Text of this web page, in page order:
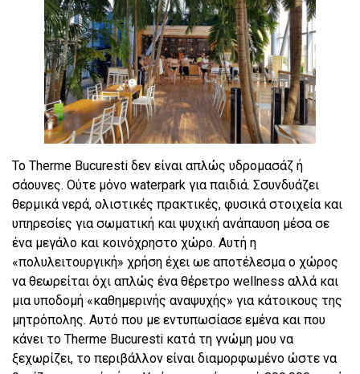
Το Therme Bucuresti δεν είναι απλώς υδρομασάζ ή
σάουνες. Ούτε μόνο waterpark για παιδιά. Σσυνδυάζει
θερμικά νερά, ολιστικές πρακτικές, φυσικά στοιχεία και
υπηρεσίες για σωματική και ψυχική ανάπαυση μέσα σε
ένα μεγάλο και κοινόχρηστο χώρο. Αυτή η
«πολυλειτουργική» χρήση έχει ωε αποτέλεσμα ο χώρος
να θεωρείται όχι απλώς ένα θέρετρο wellness αλλά και
μια υποδομή «καθημερινής αναψυχής» για κάτοικους της
μητρόπολης. Αυτό που με εντυπωσίασε εμένα και που
κάνει το Therme Bucuresti κατά τη γνώμη μου να
ξεχωρίζει, το περιβάλλον είναι διαμορφωμένο ώστε να